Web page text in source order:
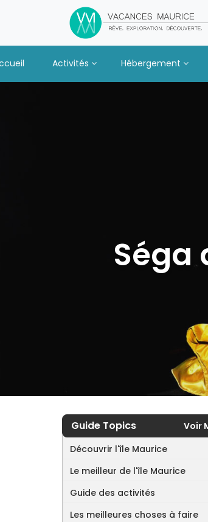
Activités Hébergement
Séga
Guide Topics
Voir
Découvrir l'île Maurice
Le meilleur de l'île Maurice
Guide des activités
Les meilleures choses à faire